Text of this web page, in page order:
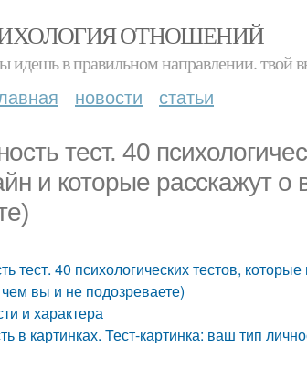
ОТНОШЕНИЙ
идешь в правильном направлении. твой
новости статьи
тест. 40
и которые расскажут
тест. 40 психологических тестов,
вы и не подозреваете)
и характера
в картинках. Тест-картинка: ваш тип